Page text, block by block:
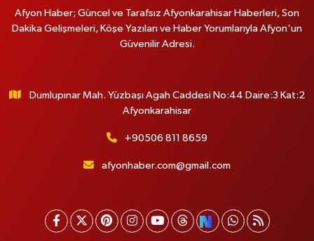
Afyon Haber; Güncel ve Tarafsız Afyonkarahisar Haberleri, Son
Dakika Gelişmeleri, Köşe Yazıları ve Haber Yorumlarıyla Afyon'un
Güvenilir Adresi.
Dumlupınar Mah. Yüzbaşı Agah Caddesi No:44 Daire:3 Kat:2
Afyonkarahisar
+90506 811 8659
afyonhaber.com@gmail.com